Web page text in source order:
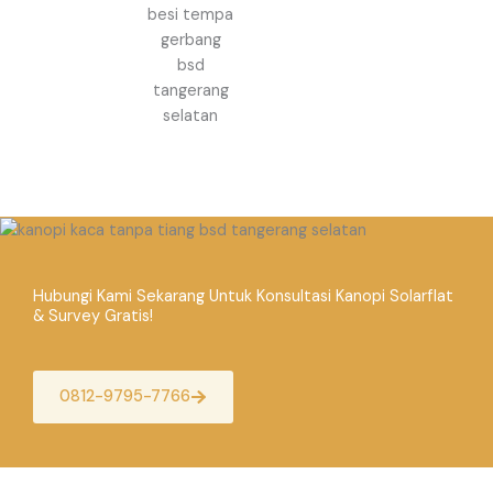
Hubungi Kami Sekarang Untuk Konsultasi Kanopi Solarflat
& Survey Gratis!
0812-9795-7766